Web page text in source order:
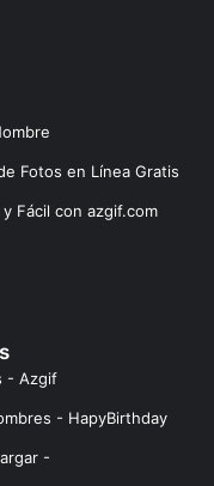
Fotos en Línea Gratis
Fácil con azgif.com
- Azgif
- HapyBirthday
-